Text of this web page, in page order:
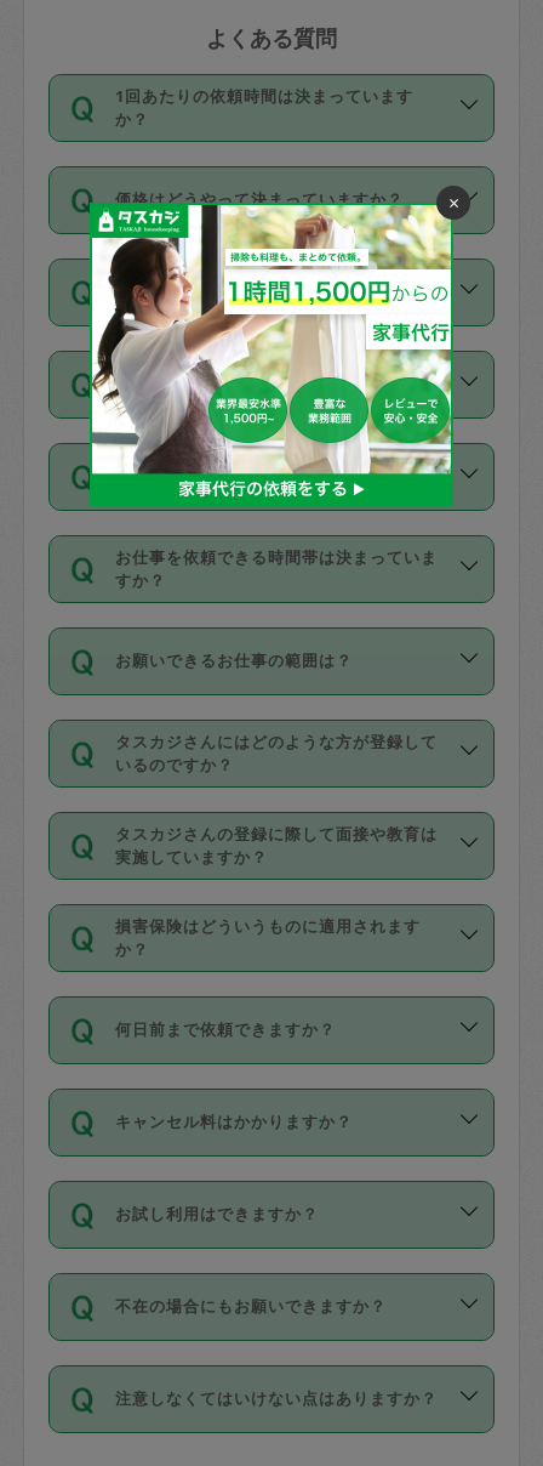
よくある質問
1回あたりの依頼時間は決まっています
か？
依頼1回につき3時間固定です。3時間を
超えて依頼したい場合は、延長機能をご
利用ください。機能をご利用いただくに
は、タスカジさんに事前に相談し、合意
の上事前申請することが必要です。な
お、3時間を下回っても、値引き等はござ
いません。
価格はどうやって決まっていますか？
11種類の価格帯の中からタスカジさん自
身が価格を選んで設定しています。
タスカジさんの価格設定には最初は制限
があり、レビュー件数、レビューの平均
値、などで除々に設定可能な最高額が上
がっていく仕組みになっています。
支払い方法を教えてください
お支払方法はクレジットカード（Visa／
Master／JCB／AMERICAN EXPRESS／
Diners Club）のみとなります。
カード情報のご登録は、依頼リクエスト
を行う際にご入力ください。プロフィー
ル登録時にはご入力いただかなくても大
丈夫です。
デビットカード・プリペイドカード（Vプ
リカ、au WALLETなど）は支払にはご利
銀行振込や現金払いも対応していませ
なお、タスカジさんの交通費も、依頼料
金のご請求と合わせてお支払いとなりま
動計算で表示されます。
同じタスカジさんに定期的にお願いする場
合はお得になる？
依頼には「スポット」と「定期（毎週｜
隔週）」があり、「定期」の依頼は「ス
ポット」よりお得な料金でご利用できま
す。
定期の最低利用回数は設けていない代わ
りに、一定数を超えたキャンセルは有償
（例：毎週定期の場合は３回以上のキャ
ンセルが有償（1200円、隔週定期の場合
は２回以上のキャンセルが有償（1200
交通費は料金に含まれますか？
交通費は依頼料金とは別途発生し、依頼
料金のご請求と合わせてお支払いとなり
ます。交通費の金額は「依頼の詳細」に
お仕事を依頼できる時間帯は決まっていま
すか？
時間帯は3種類あります。いずれも１回あ
たり３時間です。
・ＡＭ ９時～１２時
・ＰＭ １３時～１６時
・夜 １８時～２１時
開始時間を２時間前後変更することが可
能です。依頼送信後、個別にタスカジさ
んにメッセージを送り調整してくださ
い。ただし、２時間を越えての調整はで
時間も被らない場合、損害保険の対象外
お願いできるお仕事の範囲は？
掃除、整理収納、洗濯、買い物、料理、
作り置きです。タスカジさんによってで
きる仕事の範囲が異なりますので、依頼
する前にタスカジさんのプロフィールで
確認してください。
基本的に、高所での作業や危険作業、屋
外での作業は対象外です。
タスカジさんにはどのような方が登録して
いるのですか？
主婦として長年の家事経験をお持ちの
方、栄養士・調理師といった資格者で保
育園や学校の給食やレストランで料理関
係の専門職に従事されていた方、日本で
すでにハウスキーパーや英語の先生とし
てお仕事をしているフィリピン出身の
社員など様々なバックグラウンドの方が
登録しています。
日本語も話せる方など様々です。
ールに記載していますので、各自の得意
を依頼してください。
タスカジさんの登録に際して面接や教育は
実施していますか？
応募の際に、各自事務局との面接と説明
を行っています。その後、身分証明書の
写真提出をしていただいています。外国
確認しています。タスカジさんトレーニ
ング動画を使ったセルフトレーニングの
現場トライアルを受け、合格したタスカ
ジさんが活動されています。
※テストセンターの講評は１件目のレビュ
参考
【詳細】タスカジさんの登録に際
損害保険はどういうものに適用されます
か？
依頼者とタスカジさんとの間でタスカジ
を通して成立した作業時間内での作業に
適用されます。作業範囲は、掃除、洗
です。作業中に物を壊したり、人にけが
をさせたりした場合が対象で、補償金額
す。
写真を撮り、
詳細FAQ：
損害賠償保険について教えて
何日前まで依頼できますか？
ご依頼は、現在を起点に3日後（72時間
以降）の日時から受付可能となっていま
す。
タスカジさんへ「募集」をかけることが
可能です。
キャンセル料はかかりますか？
キャンセル料には、以下の2種類がありま
す。
1. 直前キャンセル（定期、スポット契約
共通）
72時間を超える※と、以下のキャンセル
料が発生します。
お試し利用はできますか？
「お試し利用」というメニューはありま
せんが、「一回のみ」依頼を活用するこ
とによって、気に入ったタスカジさんを
まず、条件の合う気になるタスカジさ
不在の場合にもお願いできますか？
不在の場合の作業はタスカジさんの同意
が必要です。数回の依頼ののち、タスカ
ジさんと依頼者の間で十分な信頼関係が
注意しなくてはいけない点はありますか？
×